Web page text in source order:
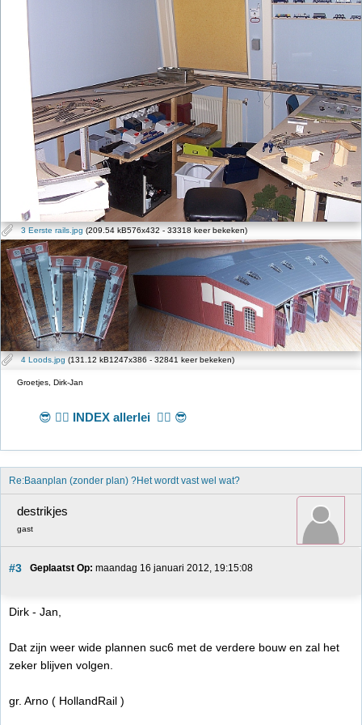
3 Eerste rails.jpg (209.54 kB576x432 - 33318 keer bekeken)
4 Loods.jpg (131.12 kB1247x386 - 32841 keer bekeken)
Groetjes, Dirk-Jan
😎 👉🏻 INDEX allerlei 👈🏻 😎
Re:Baanplan (zonder plan) ?Het wordt vast wel wat?
destrikjes
gast
#3 Geplaatst Op: maandag 16 januari 2012, 19:15:08
Dirk - Jan,
Dat zijn weer wide plannen suc6 met de verdere bouw en zal het
zeker blijven volgen.
gr. Arno ( HollandRail )